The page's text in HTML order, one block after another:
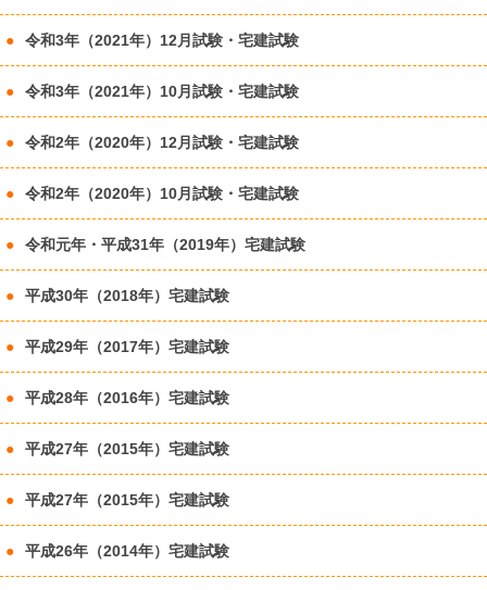
令和3年（2021年）12月試験・宅建試験
令和3年（2021年）10月試験・宅建試験
令和2年（2020年）12月試験・宅建試験
令和2年（2020年）10月試験・宅建試験
令和元年・平成31年（2019年）宅建試験
平成30年（2018年）宅建試験
平成29年（2017年）宅建試験
平成28年（2016年）宅建試験
平成27年（2015年）宅建試験
平成27年（2015年）宅建試験
平成26年（2014年）宅建試験